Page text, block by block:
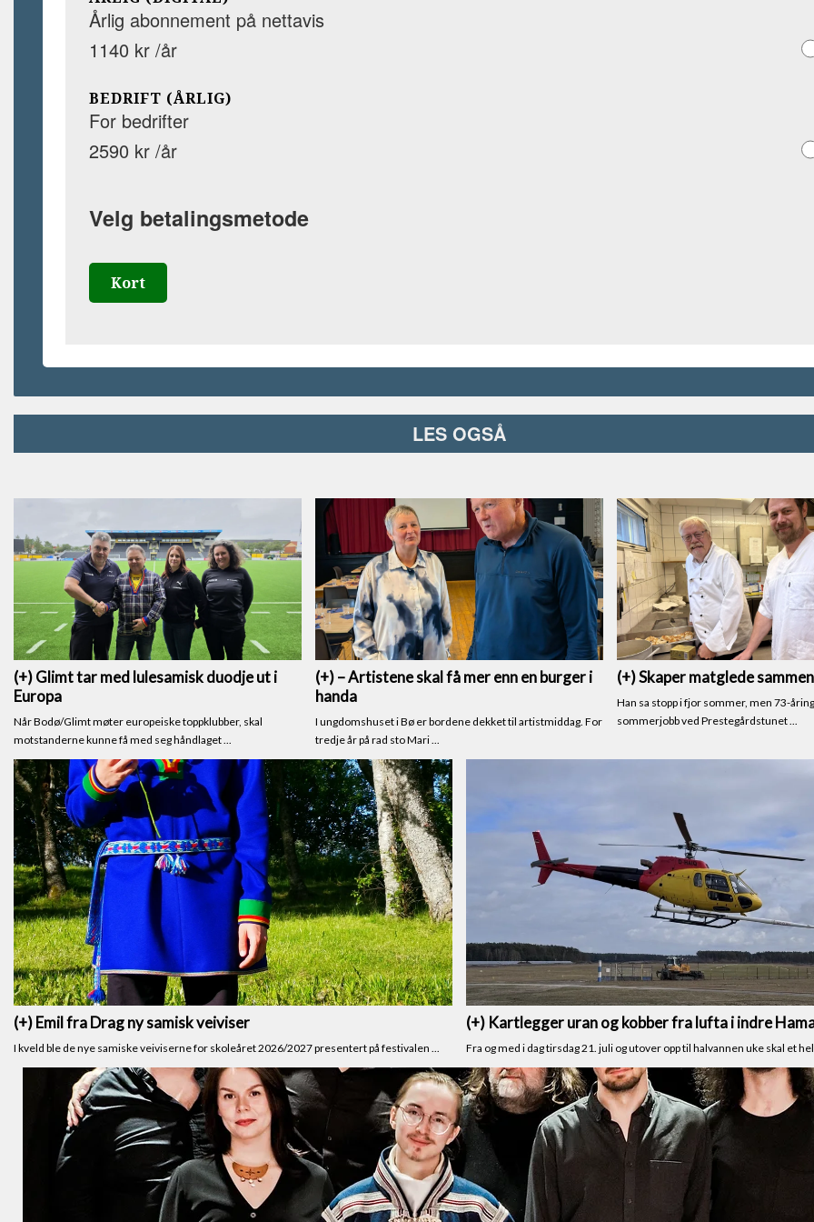
Årlig abonnement på nettavis
1140 kr /år
BEDRIFT (ÅRLIG)
For bedrifter
2590 kr /år
Velg betalingsmetode
Kort
LES OGSÅ